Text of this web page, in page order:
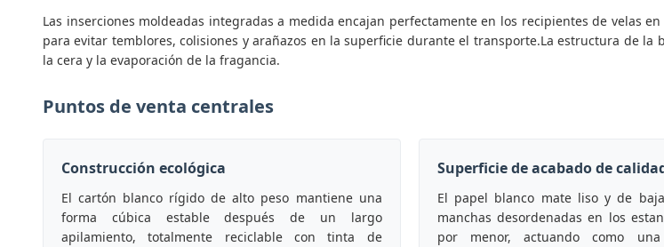
Las inserciones moldeadas integradas a medida encajan perfectamente en los recipientes de velas
para evitar temblores, colisiones y arañazos en la superficie durante el transporte.La estructura de
la cera y la evaporación de la fragancia.
Puntos de venta centrales
Construcción ecológica
El cartón blanco rígido de alto peso mantiene una
forma cúbica estable después de un largo
apilamiento, totalmente reciclable con tinta de
Superficie de acabado de
El papel blanco mate liso y de
manchas desordenadas en los
por menor, actuando como